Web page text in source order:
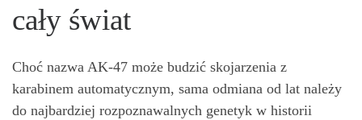
cały świat
Choć nazwa AK-47 może budzić skojarzenia z
karabinem automatycznym, sama odmiana od lat należy
do najbardziej rozpoznawalnych genetyk w historii